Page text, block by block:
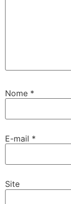
Nome *
E-mail *
Site